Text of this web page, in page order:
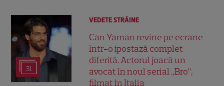
31
VEDETE STRĂINE
Can Yaman revine pe ecrane
într-o ipostază complet
diferită. Actorul joacă un
avocat în noul serial „Bro”,
filmat în Italia